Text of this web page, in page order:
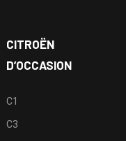
CITROËN
D’OCCASION
C1
C3